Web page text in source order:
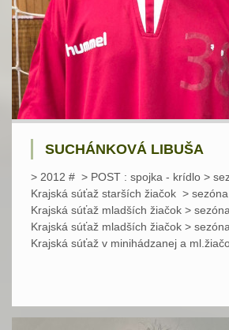
SUCHÁNKOVÁ LIBUŠA
> 2012 # > POST : spojka - krídlo >
Krajská súťaž starších žiačok >
Krajská súťaž mladších žiačok >
Krajská súťaž mladších žiačok >
Krajská súťaž v minihádzanej a